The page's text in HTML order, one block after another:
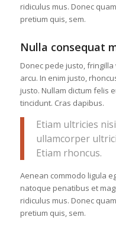
ridiculus mus. Donec
pretium quis, sem.
Nulla consequat
Donec pede justo,
arcu. In enim justo,
justo. Nullam dictum felis
tincidunt. Cras dapibus.
Etiam ultricies
ullamcorper
Etiam rhoncus.
Aenean commodo ligula
natoque penatibus et
ridiculus mus. Donec
pretium quis, sem.